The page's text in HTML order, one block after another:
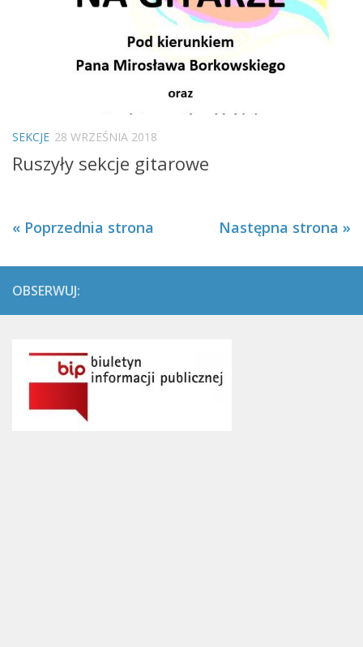
SEKCJE 28 WRZEŚNIA 2018
Ruszyły sekcje gitarowe
« Poprzednia strona Następna strona »
OBSERWUJ: